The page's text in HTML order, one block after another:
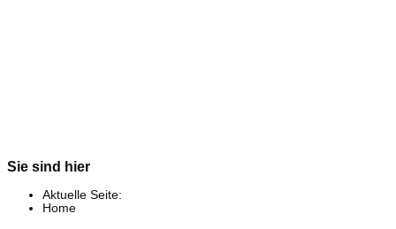
Sie sind hier
Aktuelle Seite:
Home